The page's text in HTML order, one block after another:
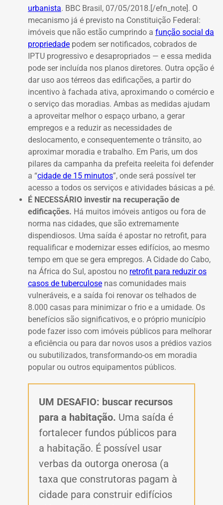
urbanista. BBC Brasil, 07/05/2018.[/efn_note]. O
mecanismo já é previsto na Constituição Federal:
imóveis que não estão cumprindo a função social da
propriedade podem ser notificados, cobrados de
IPTU progressivo e desapropriados — e essa medida
pode ser incluída nos planos diretores. Outra opção é
dar uso aos térreos das edificações, a partir do
incentivo à fachada ativa, aproximando o comércio e
o serviço das moradias. Ambas as medidas ajudam
a aproveitar melhor o espaço urbano, a gerar
empregos e a reduzir as necessidades de
deslocamento, e consequentemente o trânsito, ao
aproximar moradia e trabalho. Em Paris, um dos
pilares da campanha da prefeita reeleita foi defender
a “cidade de 15 minutos”, onde será possível ter
acesso a todos os serviços e atividades básicas a pé.
É NECESSÁRIO investir na recuperação de
edificações. Há muitos imóveis antigos ou fora de
norma nas cidades, que são extremamente
dispendiosos. Uma saída é apostar no retrofit, para
requalificar e modernizar esses edifícios, ao mesmo
tempo em que se gera empregos. A Cidade do Cabo,
na África do Sul, apostou no retrofit para reduzir os
casos de tuberculose nas comunidades mais
vulneráveis, e a saída foi renovar os telhados de
8.000 casas para minimizar o frio e a umidade. Os
benefícios são significativos, e o próprio município
pode fazer isso com imóveis públicos para melhorar
a eficiência ou para dar novos usos a prédios vazios
ou subutilizados, transformando-os em moradia
popular ou outros equipamentos públicos.
UM DESAFIO: buscar recursos
para a habitação. Uma saída é
fortalecer fundos públicos para
a habitação. É possível usar
verbas da outorga onerosa (a
taxa que construtoras pagam à
cidade para construir edifícios